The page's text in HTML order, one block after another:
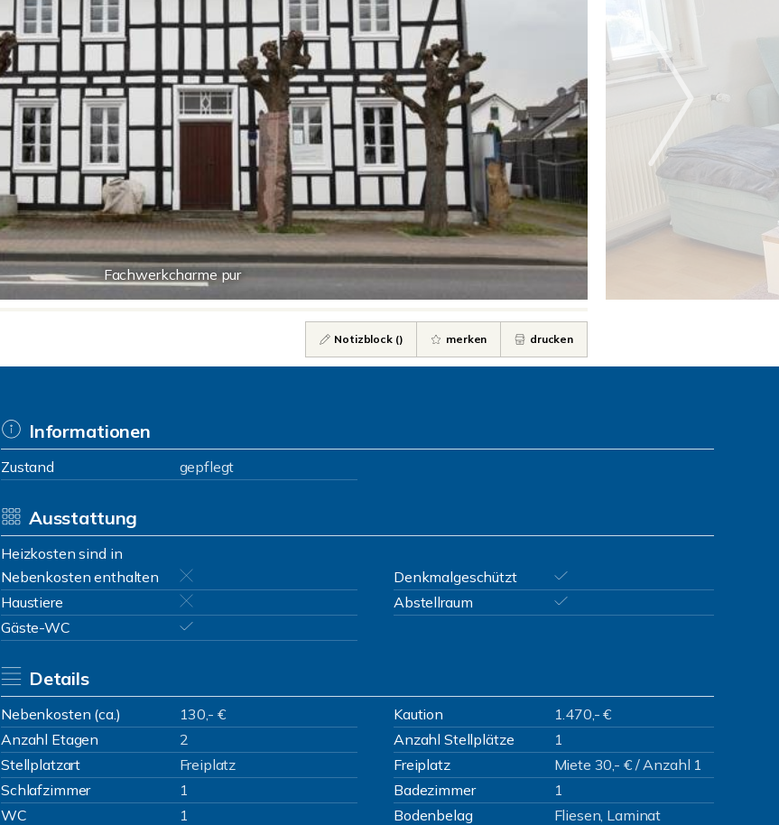
Fachwerkcharme pur
Notizblock () merken drucken
Informationen
Zustand gepflegt
Ausstattung
Heizkosten sind in
Nebenkosten enthalten
Denkmalgeschützt
Haustiere
Abstellraum
Gäste-WC
Details
Nebenkosten (ca.) 130,- € Kaution
1.470,- €
Anzahl Etagen
2 Anzahl Stellplätze
1
Stellplatzart
Freiplatz Freiplatz
Miete 30,- € / Anzahl 1
Schlafzimmer
1 Badezimmer
1
WC
1 Bodenbelag
Fliesen, Laminat